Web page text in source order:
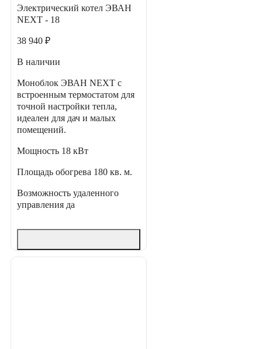
Электрический котел ЭВАН
NEXT - 18
38 940 ₽
В наличии
Моноблок ЭВАН NEXT с
встроенным термостатом для
точной настройки тепла,
идеален для дач и малых
помещений.
Мощность 18 кВт
Площадь обогрева 180 кв. м.
Возможность удаленного
управления да